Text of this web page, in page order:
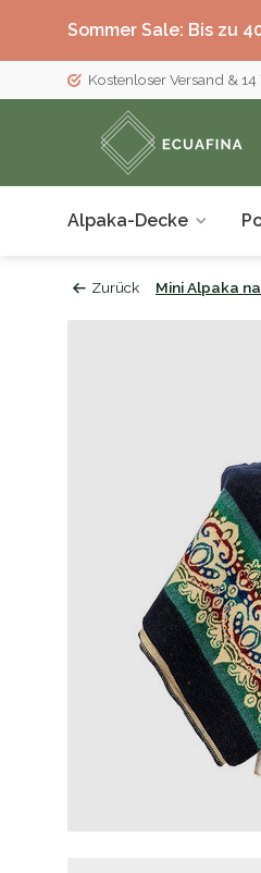
Sommer Sale: Bis zu
Kostenloser Versand &
Alpaka-Decke
Zurück Mini Alpaka